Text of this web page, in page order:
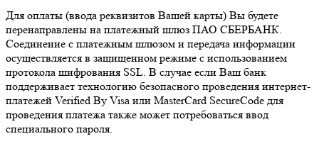
Для оплаты (ввода реквизитов Вашей карты) Вы будете
перенаправлены на платежный шлюз ПАО СБЕРБАНК.
Соединение с платежным шлюзом и передача информации
осуществляется в защищенном режиме с использованием
протокола шифрования SSL. В случае если Ваш банк
поддерживает технологию безопасного проведения интернет-
платежей Verified By Visa или MasterCard SecureCode для
проведения платежа также может потребоваться ввод
специального пароля.